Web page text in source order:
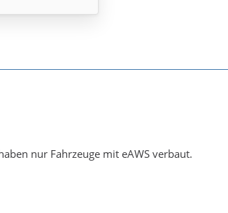
nur Fahrzeuge mit eAWS verbaut.